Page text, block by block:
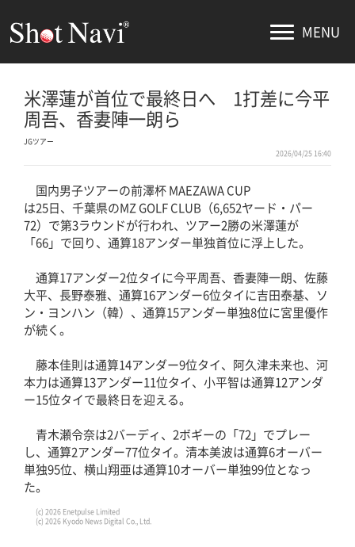
MENU
米澤蓮が首位で最終日へ 1打差に今平
周吾、香妻陣一朗ら
JGツアー
2026/04/25 16:40
国内男子ツアーの前澤杯 MAEZAWA CUP
は25日、千葉県のMZ GOLF CLUB（6,652ヤード・パー
72）で第3ラウンドが行われ、ツアー2勝の米澤蓮が
「66」で回り、通算18アンダー単独首位に浮上した。
通算17アンダー2位タイに今平周吾、香妻陣一朗、佐藤
大平、長野泰雅、通算16アンダー6位タイに吉田泰基、ソ
ン・ヨンハン（韓）、通算15アンダー単独8位に宮里優作
が続く。
藤本佳則は通算14アンダー9位タイ、阿久津未来也、河
本力は通算13アンダー11位タイ、小平智は通算12アンダ
ー15位タイで最終日を迎える。
青木瀬令奈は2バーディ、2ボギーの「72」でプレー
し、通算2アンダー77位タイ。清本美波は通算6オーバー
単独95位、横山翔亜は通算10オーバー単独99位となっ
た。
(c) 2026 Enetpulse Limited
(c) 2026 Kyodo News Digital Co., Ltd.